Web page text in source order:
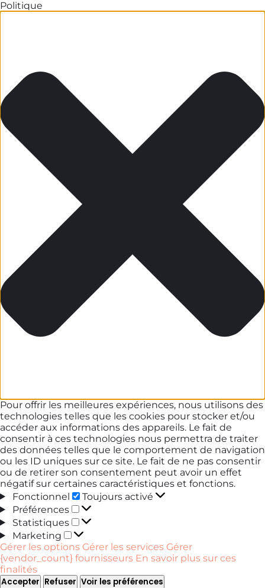
Politique
Pour offrir les meilleures expériences, nous utilisons des
technologies telles que les cookies pour stocker et/ou
accéder aux informations des appareils. Le fait de
consentir à ces technologies nous permettra de traiter
des données telles que le comportement de navigation
ou les ID uniques sur ce site. Le fait de ne pas consentir
ou de retirer son consentement peut avoir un effet
négatif sur certaines caractéristiques et fonctions.
Fonctionnel
Fonctionnel
Toujours activé
Préférences
Préférences
Statistiques
Statistiques
Marketing
Marketing
Gérer les options Gérer les services Gérer
{vendor_count} fournisseurs En savoir plus sur ces
finalités
Accepter Refuser Voir les préférences